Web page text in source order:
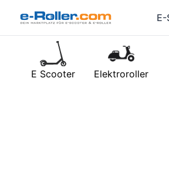
E Scooter Elektroroller